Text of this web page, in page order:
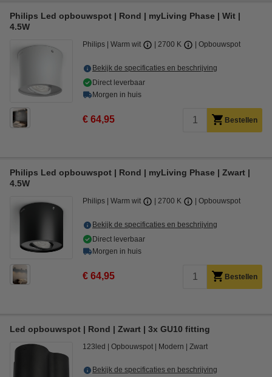
Philips Led opbouwspot | Rond | myLiving Phase | Wit |
4.5W
Philips Warm wit 2700 K Opbouwspot
Bekijk de specificaties en beschrijving
Direct leverbaar
Morgen in huis
€ 64,95 Bestellen
Philips Led opbouwspot | Rond | myLiving Phase | Zwart |
4.5W
Philips Warm wit 2700 K Opbouwspot
Bekijk de specificaties en beschrijving
Direct leverbaar
Morgen in huis
€ 64,95 Bestellen
Led opbouwspot | Rond | Zwart | 3x GU10 fitting
123led Opbouwspot Modern Zwart
Bekijk de specificaties en beschrijving